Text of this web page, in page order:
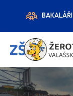
BAKALÁŘI